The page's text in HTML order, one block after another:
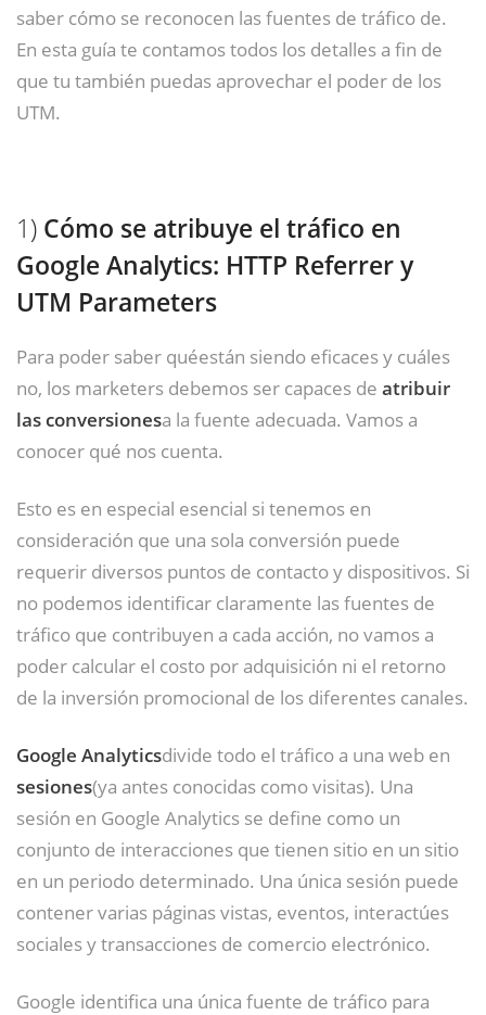
saber cómo se reconocen las fuentes de tráfico de.
En esta guía te contamos todos los detalles a fin de
que tu también puedas aprovechar el poder de los
UTM.
1) Cómo se atribuye el tráfico en
Google Analytics: HTTP Referrer y
UTM Parameters
Para poder saber quéestán siendo eficaces y cuáles
no, los marketers debemos ser capaces de atribuir
las conversionesa la fuente adecuada. Vamos a
conocer qué nos cuenta.
Esto es en especial esencial si tenemos en
consideración que una sola conversión puede
requerir diversos puntos de contacto y dispositivos. Si
no podemos identificar claramente las fuentes de
tráfico que contribuyen a cada acción, no vamos a
poder calcular el costo por adquisición ni el retorno
de la inversión promocional de los diferentes canales.
Google Analyticsdivide todo el tráfico a una web en
sesiones(ya antes conocidas como visitas). Una
sesión en Google Analytics se define como un
conjunto de interacciones que tienen sitio en un sitio
en un periodo determinado. Una única sesión puede
contener varias páginas vistas, eventos, interactúes
sociales y transacciones de comercio electrónico.
Google identifica una única fuente de tráfico para